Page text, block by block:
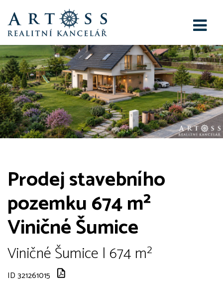
Prodej stavebního
pozemku 674 m²
Viničné Šumice
Viničné Šumice | 674 m²
ID 321261015